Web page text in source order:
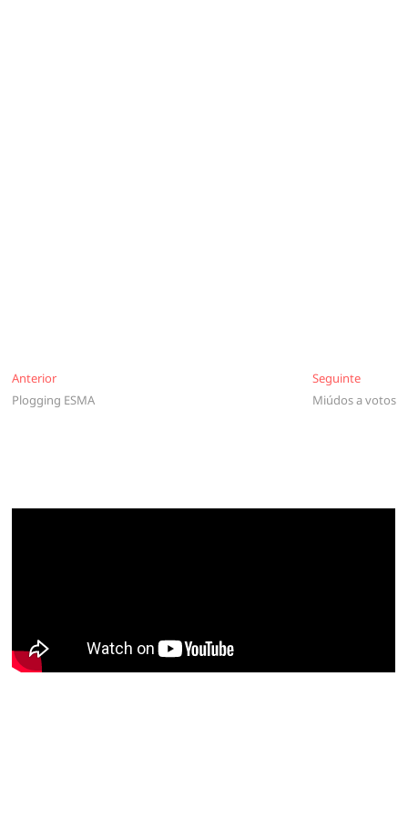
Navegação
de
AnteriorAnterior
Plogging ESMA
SeguinteSeguinte
Miúdos a votos